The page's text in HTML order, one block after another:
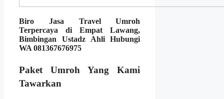
Biro Jasa Travel Umroh
Terpercaya di Empat Lawang,
Bimbingan Ustadz Ahli Hubungi
WA 081367676975
Paket Umroh Yang Kami
Tawarkan